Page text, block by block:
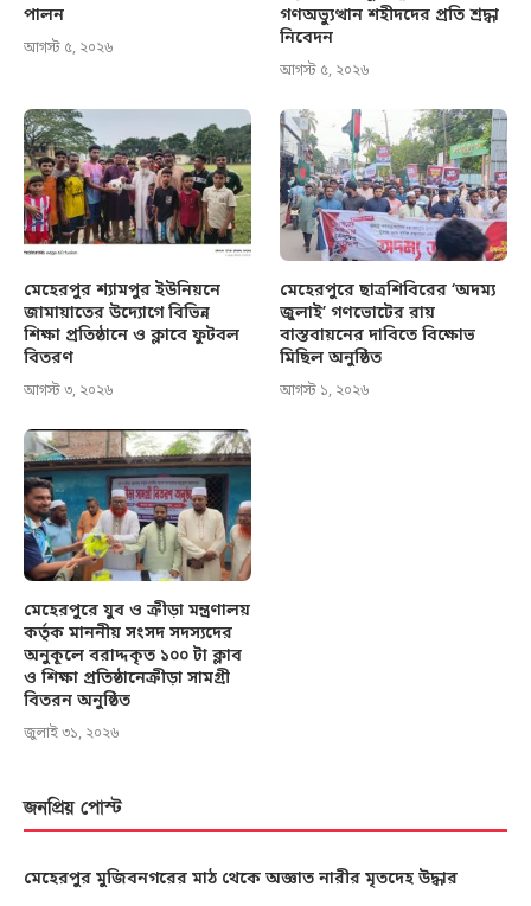
পালন
আগস্ট ৫, ২০২৬
গণঅভ্যুত্থান শহীদদের প্রতি শ্রদ্ধা
নিবেদন
আগস্ট ৫, ২০২৬
মেহেরপুর শ্যামপুর ইউনিয়নে
জামায়াতের উদ্যোগে বিভিন্ন
শিক্ষা প্রতিষ্ঠানে ও ক্লাবে ফুটবল
বিতরণ
আগস্ট ৩, ২০২৬
মেহেরপুরে ছাত্রশিবিরের ‘অদম্য
জুলাই’ গণভোটের রায়
বাস্তবায়নের দাবিতে বিক্ষোভ
মিছিল অনুষ্ঠিত
আগস্ট ১, ২০২৬
মেহেরপুরে যুব ও ক্রীড়া মন্ত্রণালয়
কর্তৃক মাননীয় সংসদ সদস্যদের
অনুকূলে বরাদ্দকৃত ১০০ টা ক্লাব
ও শিক্ষা প্রতিষ্ঠানেক্রীড়া সামগ্রী
বিতরন অনুষ্ঠিত
জুলাই ৩১, ২০২৬
জনপ্রিয় পোস্ট
মেহেরপুর মুজিবনগরের মাঠ থেকে অজ্ঞাত নারীর মৃতদেহ উদ্ধার